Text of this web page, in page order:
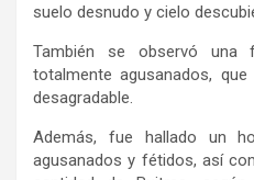
suelo desnudo y cielo
También se observó una
totalmente agusanados,
desagradable.
Además, fue hallado un
agusanados y fétidos, así